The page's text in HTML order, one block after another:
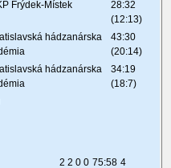
Frýdek-Místek
28:32
(12:13)
hádzanárska
43:30
(20:14)
hádzanárska
34:19
(18:7)
2 2 0 0 75:58 4